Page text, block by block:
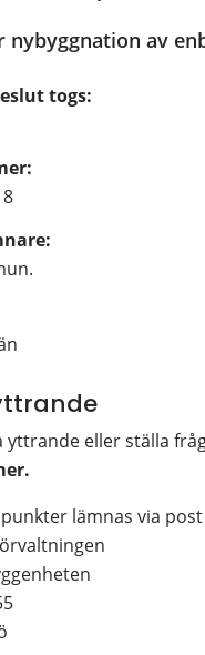
nybyggnation av
togs:
yttrande eller ställa
lämnas via